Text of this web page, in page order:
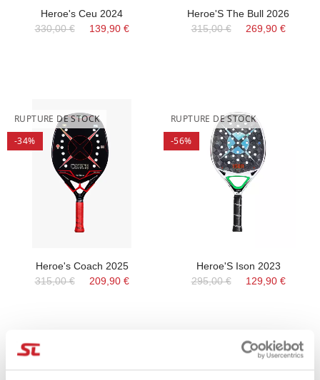
Heroe's Ceu 2024
330,00 €
139,90 €
Heroe'S The Bull 2026
315,00 €
269,90 €
RUPTURE DE STOCK
-34%
Heroe's Coach 2025
315,00 €
209,90 €
RUPTURE DE STOCK
-56%
Heroe'S Ison 2023
295,00 €
129,90 €